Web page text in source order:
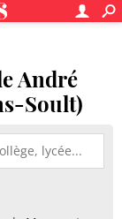
André
Soult)